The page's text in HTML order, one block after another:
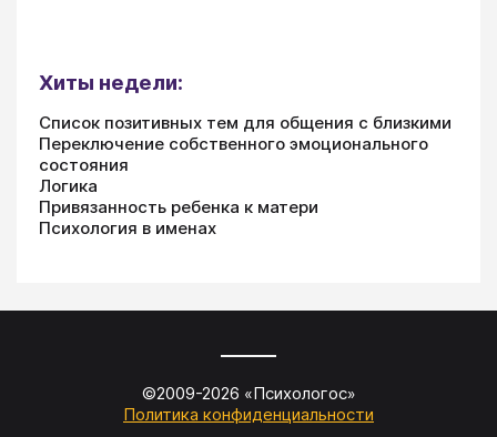
Хиты недели:
Список позитивных тем для общения с близкими
Переключение собственного эмоционального
состояния
Логика
Привязанность ребенка к матери
Психология в именах
©2009-2026 «Психологос»
Политика конфиденциальности